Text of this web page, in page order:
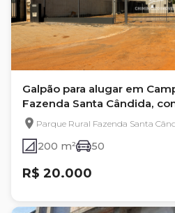
Galpão para alugar em
Fazenda Santa Cândida,
Parque Rural Fazenda Santa
200 m² 50
R$ 20.000